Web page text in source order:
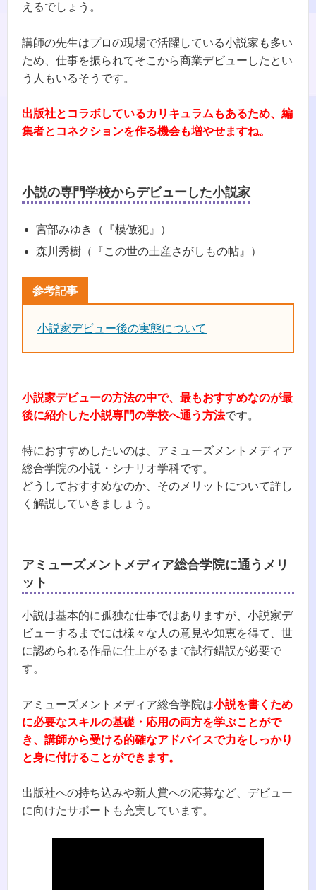
えるでしょう。
講師の先生はプロの現場で活躍している小説家も多い
ため、仕事を振られてそこから商業デビューしたとい
う人もいるそうです。
出版社とコラボしているカリキュラムもあるため、編
集者とコネクションを作る機会も増やせますね。
小説の専門学校からデビューした小説家
宮部みゆき（『模倣犯』）
森川秀樹（『この世の土産さがしもの帖』）
小説家デビュー後の実態について
小説家デビューの方法の中で、最もおすすめなのが最
後に紹介した小説専門の学校へ通う方法です。
特におすすめしたいのは、アミューズメントメディア
総合学院の小説・シナリオ学科です。
どうしておすすめなのか、そのメリットについて詳し
く解説していきましょう。
アミューズメントメディア総合学院に通うメリ
ット
小説は基本的に孤独な仕事ではありますが、小説家デ
ビューするまでには様々な人の意見や知恵を得て、世
に認められる作品に仕上がるまで試行錯誤が必要で
す。
アミューズメントメディア総合学院は小説を書くため
に必要なスキルの基礎・応用の両方を学ぶことがで
き、講師から受ける的確なアドバイスで力をしっかり
と身に付けることができます。
出版社への持ち込みや新人賞への応募など、デビュー
に向けたサポートも充実しています。